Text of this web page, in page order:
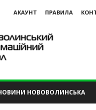
АКАУНТ ПРАВИЛА
НОВОВОЛИНСЬКА